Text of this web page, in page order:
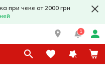
при чеке от 2000 грн
1